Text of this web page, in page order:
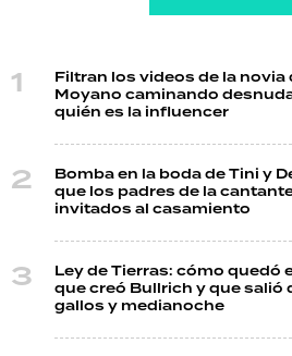
Filtran los videos de la novia
Moyano caminando
quién es la influencer
Bomba en la boda de Tini y
que los padres de la
invitados al casamiento
Ley de Tierras: cómo quedó
que creó Bullrich y que salió
gallos y medianoche